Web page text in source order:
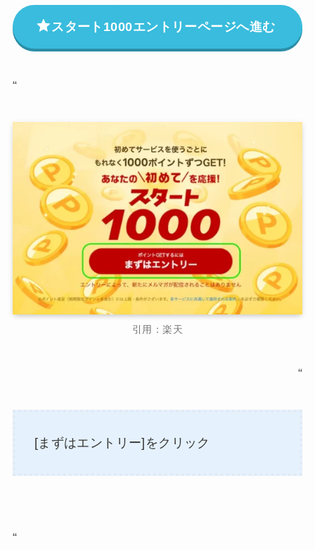
スタート1000エントリーページへ進む
“
引用：楽天
“
[まずはエントリー]をクリック
“